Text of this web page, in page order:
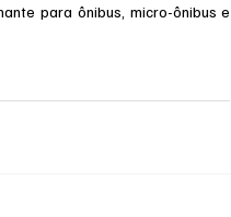
para ônibus, micro-ônibus e